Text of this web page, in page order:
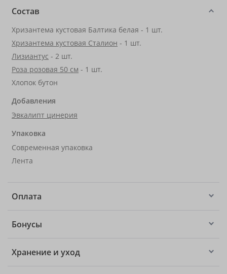
Состав
Хризантема кустовая Балтика белая - 1 шт.
Хризантема кустовая Сталион - 1 шт.
Лизиантус - 2 шт.
Роза розовая 50 см - 1 шт.
Хлопок бутон
Добавления
Эвкалипт цинерия
Упаковка
Современная упаковка
Лента
Оплата
Бонусы
Хранение и уход